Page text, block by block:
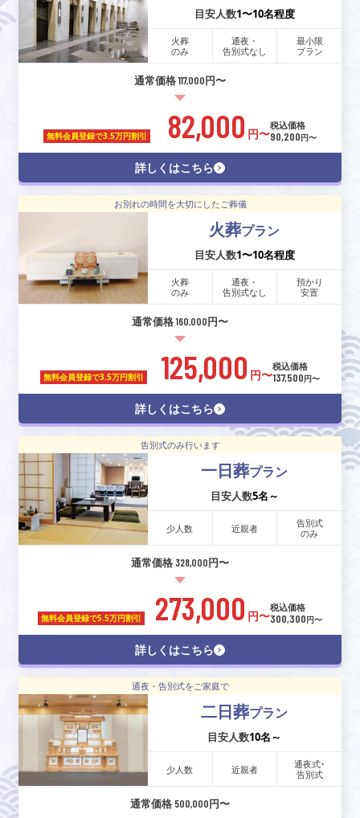
目安人数1〜10名程度
火葬
のみ
通夜・
告別式なし
最小限
プラン
通常価格 117,000円〜
無料会員登録で3.5万円割引 82,000 円〜
税込価格
90,200円〜
詳しくはこちら
お別れの時間を大切にしたご葬儀
火葬プラン
目安人数1〜10名程度
火葬
のみ
通夜・
告別式なし
預かり
安置
通常価格 160,000円〜
無料会員登録で3.5万円割引 125,000 円〜
税込価格
137,500円〜
詳しくはこちら
告別式のみ行います
一日葬プラン
目安人数5名～
少人数 近親者
告別式
のみ
通常価格 328,000円〜
無料会員登録で5.5万円割引 273,000 円〜
税込価格
300,300円〜
詳しくはこちら
通夜・告別式をご家庭で
二日葬プラン
目安人数10名～
少人数 近親者
通夜式･
告別式
通常価格 500,000円〜